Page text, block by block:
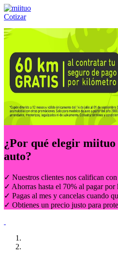
Cotizar
Llámanos al:(55) 84-21-05-00 ó
¿Por qué elegir miituo
auto?
✓ Nuestros clientes nos califican
✓ Ahorras hasta el 70% al pagar por
✓ Pagas al mes y cancelas cuando
✓ Obtienes un precio justo para